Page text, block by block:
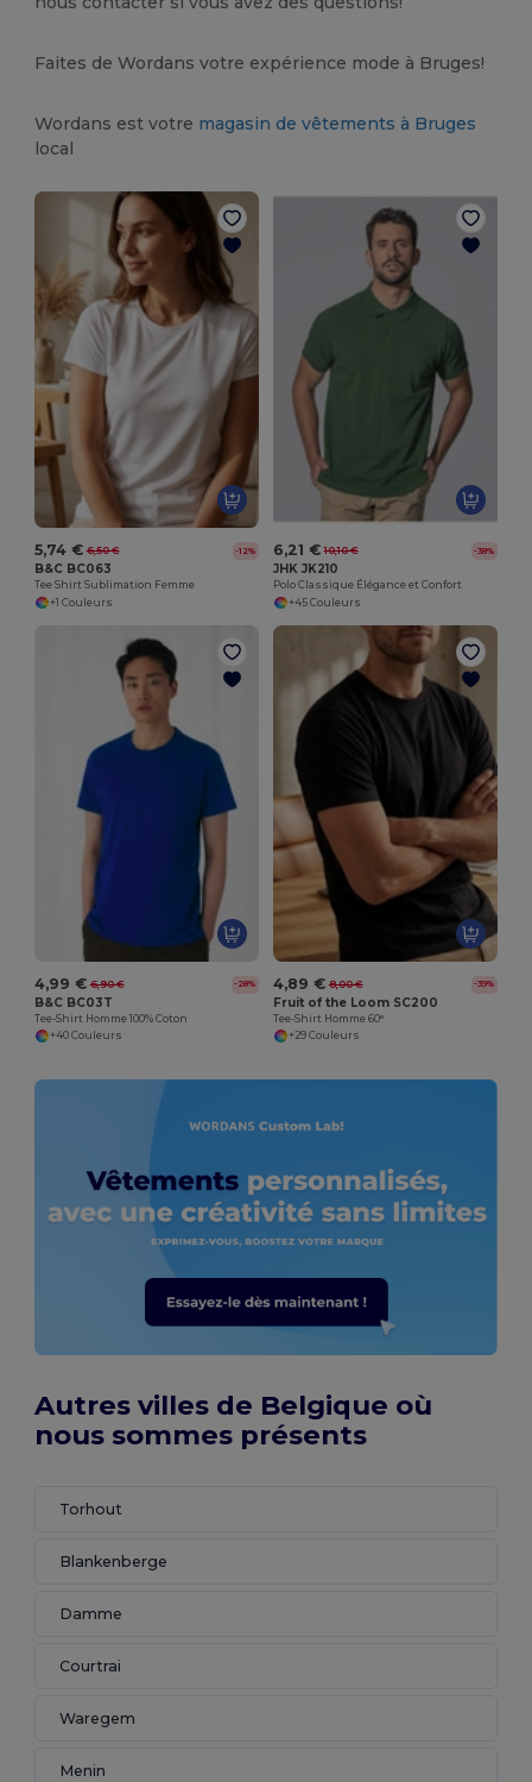
Faites de Wordans votre expérience mode à Bruges!
Wordans est votre magasin de vêtements à Bruges
local
5,74 € 6,50 € -12%
B&C BC063
Tee Shirt Sublimation Femme
+1 Couleurs
6,21 € 10,10 € -38%
JHK JK210
Polo Classique Élégance et Confort
+45 Couleurs
4,99 € 6,90 € -28%
B&C BC03T
Tee-Shirt Homme 100% Coton
+40 Couleurs
4,89 € 8,00 € -39%
Fruit of the Loom SC200
Tee-Shirt Homme 60°
+29 Couleurs
Autres villes de Belgique où
nous sommes présents
Torhout
Blankenberge
Damme
Courtrai
Waregem
Menin